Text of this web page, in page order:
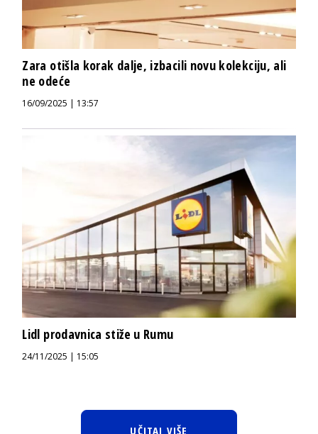
Zara otišla korak dalje, izbacili novu kolekciju, ali
ne odeće
16/09/2025 | 13:57
Lidl prodavnica stiže u Rumu
24/11/2025 | 15:05
UČITAJ VIŠE